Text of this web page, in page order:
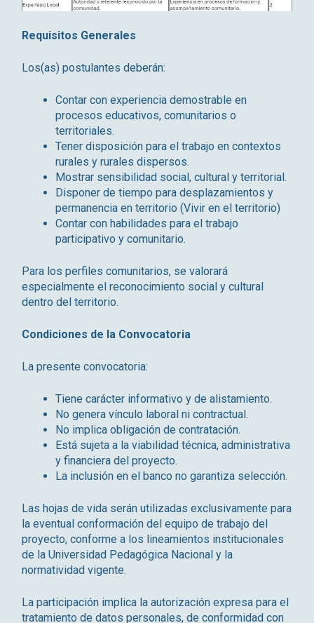
Requisitos Generales
Los(as) postulantes deberán:
Contar con experiencia demostrable en
procesos educativos, comunitarios o
territoriales.
Tener disposición para el trabajo en contextos
rurales y rurales dispersos.
Mostrar sensibilidad social, cultural y territorial.
Disponer de tiempo para desplazamientos y
permanencia en territorio (Vivir en el territorio)
Contar con habilidades para el trabajo
participativo y comunitario.
Para los perfiles comunitarios, se valorará
especialmente el reconocimiento social y cultural
dentro del territorio.
Condiciones de la Convocatoria
La presente convocatoria:
Tiene carácter informativo y de alistamiento.
No genera vínculo laboral ni contractual.
No implica obligación de contratación.
Está sujeta a la viabilidad técnica, administrativa
y financiera del proyecto.
La inclusión en el banco no garantiza selección.
Las hojas de vida serán utilizadas exclusivamente para
la eventual conformación del equipo de trabajo del
proyecto, conforme a los lineamientos institucionales
de la Universidad Pedagógica Nacional y la
normatividad vigente.
La participación implica la autorización expresa para el
tratamiento de datos personales, de conformidad con